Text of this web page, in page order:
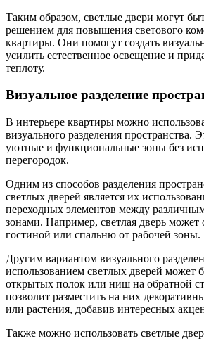
Таким образом, светлые двери могут
решением для повышения светового
квартиры. Они помогут создать
усилить естественное освещение и
теплоту.
Визуальное разделение
В интерьере квартиры можно
визуального разделения пространства.
уютные и функциональные зоны без
перегородок.
Одним из способов разделения
светлых дверей является их
переходных элементов между
зонами. Например, светлая дверь может
гостиной или спальню от рабочей зоны.
Другим вариантом визуального
использованием светлых дверей может
открытых полок или ниш на обратной
позволит разместить на них
или растения, добавив интересных
Также можно использовать светлые